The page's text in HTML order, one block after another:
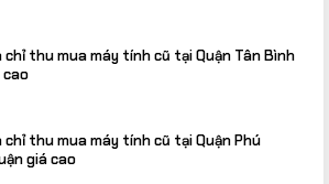
chỉ thu mua máy tính cũ tại Quận Tân Bình
cao
chỉ thu mua máy tính cũ tại Quận Phú
giá cao